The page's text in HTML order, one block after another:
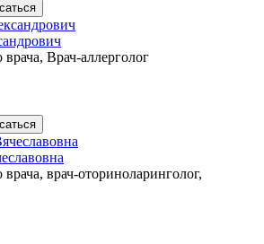
врача, Врач-аллерголог
врача, врач-оториноларинголог,